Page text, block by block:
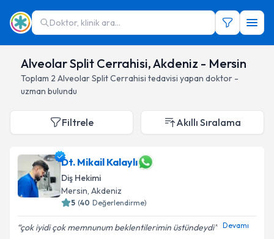
Doktor, klinik ara...
Alveolar Split Cerrahisi, Akdeniz - Mersin
Toplam 2 Alveolar Split Cerrahisi tedavisi yapan doktor -
uzman bulundu
Filtrele Akıllı Sıralama
Dt. Mikail Kalaylı
Diş Hekimi
Mersin, Akdeniz
5 (40 Değerlendirme)
çok iyidi çok memnunum beklentilerimin üstündeydi Devamı